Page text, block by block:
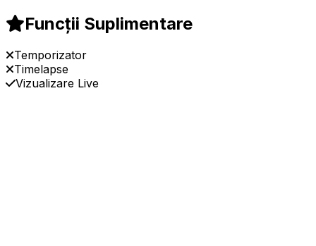
Funcții Suplimentare
Temporizator
Timelapse
Vizualizare Live